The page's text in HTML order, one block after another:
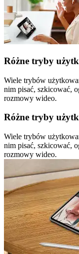
Różne tryby
Wiele trybów
nim pisać, szkicować,
rozmowy wideo.
Różne tryby
Wiele trybów
nim pisać, szkicować,
rozmowy wideo.